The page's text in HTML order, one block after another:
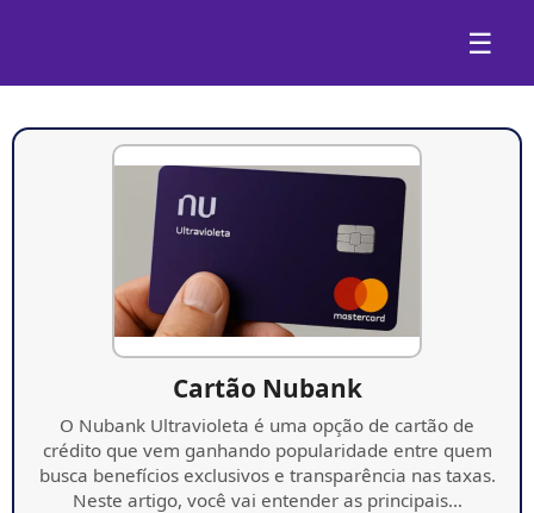
☰
Cartão Nubank
O Nubank Ultravioleta é uma opção de cartão de
crédito que vem ganhando popularidade entre quem
busca benefícios exclusivos e transparência nas taxas.
Neste artigo, você vai entender as principais…